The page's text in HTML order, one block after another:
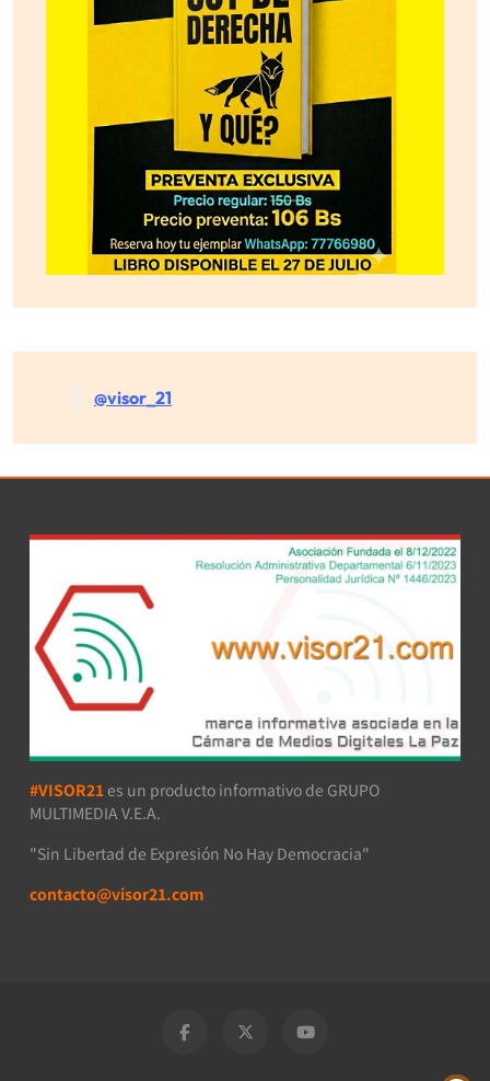
@visor_21
#VISOR21 es un producto informativo de GRUPO
MULTIMEDIA V.E.A.
"Sin Libertad de Expresión No Hay Democracia"
contacto@visor21.com